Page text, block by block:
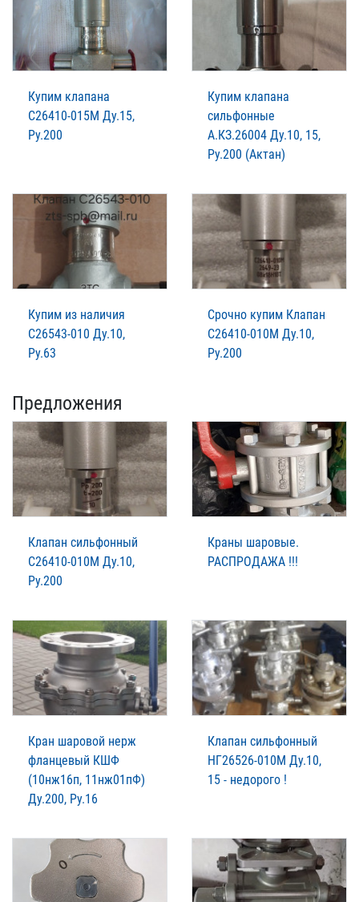
Купим клапана
С26410-015М Ду.15,
Ру.200
Купим клапана
сильфонные
А.КЗ.26004 Ду.10, 15,
Ру.200 (Актан)
Купим из наличия
С26543-010 Ду.10,
Ру.63
Срочно купим Клапан
С26410-010М Ду.10,
Ру.200
Предложения
Клапан сильфонный
С26410-010М Ду.10,
Ру.200
Краны шаровые.
РАСПРОДАЖА !!!
Кран шаровой нерж
фланцевый КШФ
(10нж16п, 11нж01пФ)
Ду.200, Ру.16
Клапан сильфонный
НГ26526-010М Ду.10,
15 - недорого !